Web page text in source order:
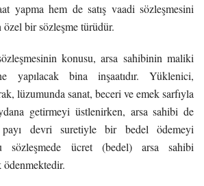
yapma hem de satış vaadi sözleşmesini
bir sözleşme türüdür.
konusu, arsa sahibinin maliki
yapılacak bina inşaatıdır. Yüklenici,
lüzumunda sanat, beceri ve emek sarfıyla
getirmeyi üstlenirken, arsa sahibi de
payı devri suretiyle bir bedel ödemeyi
sözleşmede ücret (bedel) arsa sahibi
ödenmektedir.